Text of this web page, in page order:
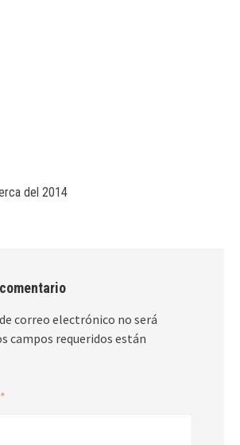
del 2014
correo electrónico no será
campos requeridos están
*